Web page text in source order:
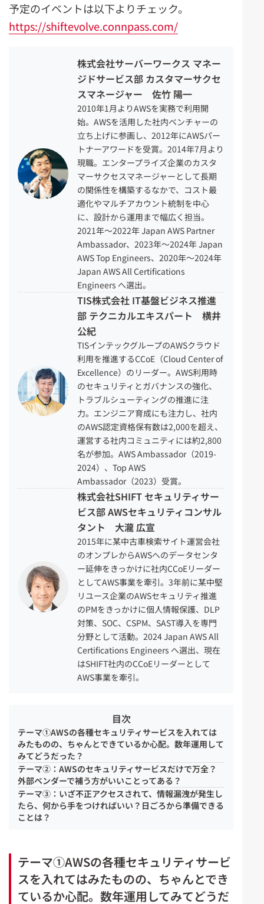
予定のイベントは以下よりチェック。
https://shiftevolve.connpass.com/
株式会社サーバーワークス マネー
ジドサービス部 カスタマーサクセ
スマネージャー 佐竹 陽一
2010年1月よりAWSを実務で利用開
始。AWSを活用した社内ベンチャーの
立ち上げに参画し、2012年にAWSパー
トナーアワードを受賞。2014年7月より
現職。エンタープライズ企業のカスタ
マーサクセスマネージャーとして長期
の関係性を構築するなかで、コスト最
適化やマルチアカウント統制を中心
に、設計から運用まで幅広く担当。
2021年〜2022年 Japan AWS Partner
Ambassador、2023年〜2024年 Japan
AWS Top Engineers、2020年〜2024年
Japan AWS All Certifications
Engineers へ選出。
TIS株式会社 IT基盤ビジネス推進
部 テクニカルエキスパート 横井
公紀
TISインテックグループのAWSクラウド
利用を推進するCCoE（Cloud Center of
Excellence）のリーダー。AWS利用時
のセキュリティとガバナンスの強化、
トラブルシューティングの推進に注
力。エンジニア育成にも注力し、社内
のAWS認定資格保有数は2,000を超え、
運営する社内コミュニティには約2,800
名が参加。AWS Ambassador（2019-
2024）、Top AWS
Ambassador（2023）受賞。
株式会社SHIFT セキュリティサー
ビス部 AWSセキュリティコンサル
タント 大瀧 広宣
2015年に某中古車検索サイト運営会社
のオンプレからAWSへのデータセンタ
ー延伸をきっかけに社内CCoEリーダー
としてAWS事業を牽引。3年前に某中堅
リユース企業のAWSセキュリティ推進
のPMをきっかけに個人情報保護、DLP
対策、SOC、CSPM、SAST導入を専門
分野として活動。2024 Japan AWS All
Certifications Engineers へ選出、現在
はSHIFT社内のCCoEリーダーとして
AWS事業を牽引。
目次
テーマ①AWSの各種セキュリティサービスを入れては
みたものの、ちゃんとできているか心配。数年運用して
みてどうだった？
テーマ②：AWSのセキュリティサービスだけで万全？
外部ベンダーで補う方がいいことってある？
テーマ③：いざ不正アクセスされて、情報漏洩が発生し
たら、何から手をつければいい？日ごろから準備できる
ことは？
テーマ①AWSの各種セキュリティサービ
スを入れてはみたものの、ちゃんとでき
ているか心配。数年運用してみてどうだ